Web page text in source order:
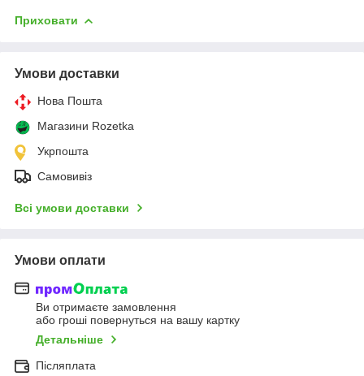
Приховати
Умови доставки
Нова Пошта
Магазини Rozetka
Укрпошта
Самовивіз
Всі умови доставки
Умови оплати
Ви отримаєте замовлення
або гроші повернуться на вашу картку
Детальніше
Післяплата